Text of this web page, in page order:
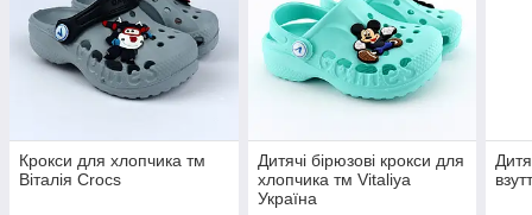
Крокси для хлопчика тм
Віталія Crocs
Дитячі бірюзові крокси для
хлопчика тм Vitaliya
Україна